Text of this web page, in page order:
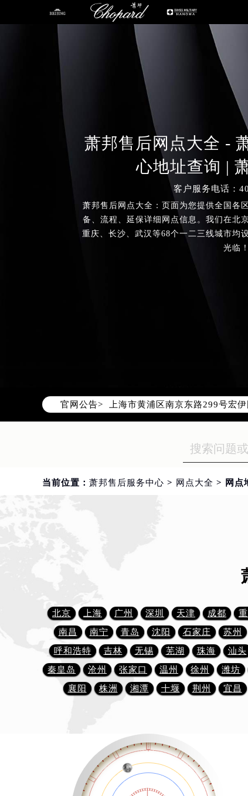
萧邦售后网点大全 -
心地址查询 |
客户服务电话：
萧邦售后网点大全：页面为您提供全国各
备、流程、延保详细网点信息。我们在北
重庆、长沙、武汉等68个一二三线城市均
光临！
官网公告>
2026年8月萧邦中国区售后服务
2026年8月萧邦全国官方售后客
萧邦官方全国统一服务热线
北京市朝阳区建国门外大街甲6
上海市黄浦区南京东路299号宏
徐州市鼓楼区淮海东路29号苏宁
盐城市盐都区世纪大道5号盐城
杭州市上城区钱江路1366号华
绍兴市越城区胜利东路379号世
嘉兴市南湖区广益路705号嘉兴
济南市历下区经十路11111号华
广州市天河区天河路230号万菱
广州市越秀区环市东路371-375
深圳市罗湖区深南东路5001号华
惠州市惠城区江北文昌一路7号
厦门市思明区湖滨东路95号华润
重庆市江北区观音桥步行街2号
长沙市芙蓉区定王台街道建湘路
郑州市二七区铭功路10号华润大
当前位置： 萧邦售后服务中心 > 网点大全 > 网点
北京 上海 广州 深圳 天津 成都
南昌
南宁 青岛 沈阳 石家庄 苏州
呼和浩特
吉林 无锡 芜湖 珠海 汕头
秦皇岛
沧州 张家口 温州 徐州 潍坊
襄阳
株洲 湘潭 十堰 荆州 宜昌